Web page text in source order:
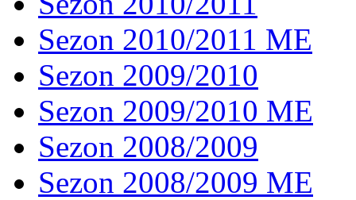
Sezon 2010/2011 ME
Sezon 2009/2010
Sezon 2009/2010 ME
Sezon 2008/2009
Sezon 2008/2009 ME